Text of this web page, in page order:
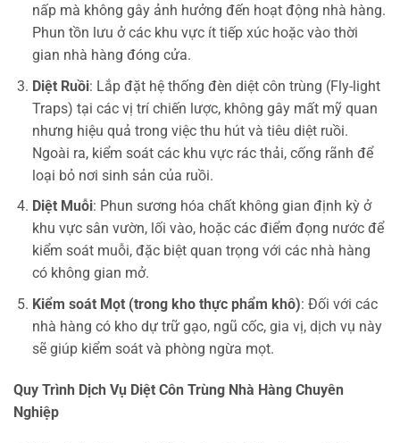
nấp mà không gây ảnh hưởng đến hoạt động nhà hàng.
Phun tồn lưu ở các khu vực ít tiếp xúc hoặc vào thời
gian nhà hàng đóng cửa.
Diệt Ruồi: Lắp đặt hệ thống đèn diệt côn trùng (Fly-light
Traps) tại các vị trí chiến lược, không gây mất mỹ quan
nhưng hiệu quả trong việc thu hút và tiêu diệt ruồi.
Ngoài ra, kiểm soát các khu vực rác thải, cống rãnh để
loại bỏ nơi sinh sản của ruồi.
Diệt Muỗi: Phun sương hóa chất không gian định kỳ ở
khu vực sân vườn, lối vào, hoặc các điểm đọng nước để
kiểm soát muỗi, đặc biệt quan trọng với các nhà hàng
có không gian mở.
Kiểm soát Mọt (trong kho thực phẩm khô): Đối với các
nhà hàng có kho dự trữ gạo, ngũ cốc, gia vị, dịch vụ này
sẽ giúp kiểm soát và phòng ngừa mọt.
Quy Trình Dịch Vụ Diệt Côn Trùng Nhà Hàng Chuyên
Nghiệp